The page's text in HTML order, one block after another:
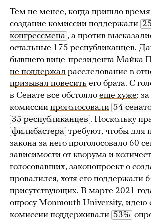
Тем не менее, когда пришло время
создание комиссии поддержали
конгрессмена , а против
остальные 175 республиканцев.
бывшего вице-президента Майка
не поддержал расследование в
призывал повесить его брата. С
в Сенате все обстояло еще хуже:
комиссии проголосовали 54
35 республиканцев . Поскольку
филибастера требуют, чтобы для
закона за него проголосовало 60
зависимости от кворума и
голосовавших, законопроект о
провалился, хотя его поддержали
присутствующих. В марте 2021
опросу Monmouth University, идею
комиссии поддерживали 53%